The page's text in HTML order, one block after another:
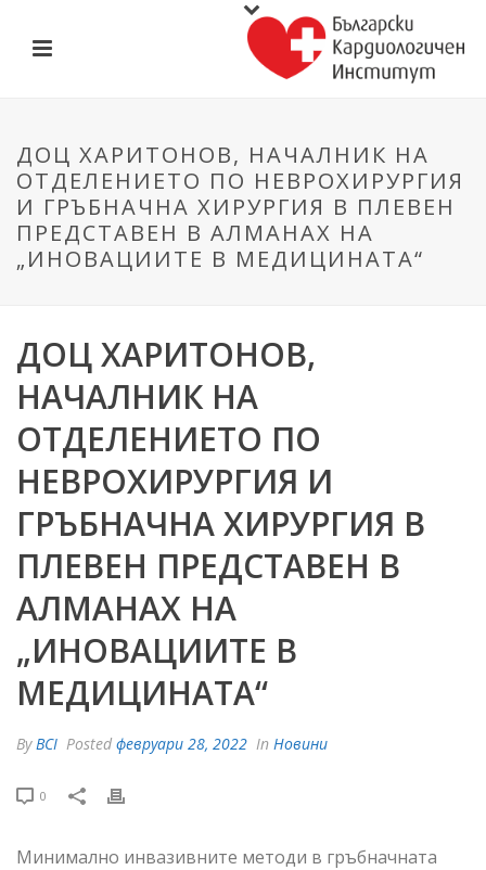
ДОЦ ХАРИТОНОВ, НАЧАЛНИК НА
ОТДЕЛЕНИЕТО ПО НЕВРОХИРУРГИЯ
И ГРЪБНАЧНА ХИРУРГИЯ В ПЛЕВЕН
ПРЕДСТАВЕН В АЛМАНАХ НА
„ИНОВАЦИИТЕ В МЕДИЦИНАТА“
ДОЦ ХАРИТОНОВ,
НАЧАЛНИК НА
ОТДЕЛЕНИЕТО ПО
НЕВРОХИРУРГИЯ И
ГРЪБНАЧНА ХИРУРГИЯ В
ПЛЕВЕН ПРЕДСТАВЕН В
АЛМАНАХ НА
„ИНОВАЦИИТЕ В
МЕДИЦИНАТА“
ByBCI Posted февруари 28, 2022 In Новини
0
Минимално инвазивните методи в гръбначната